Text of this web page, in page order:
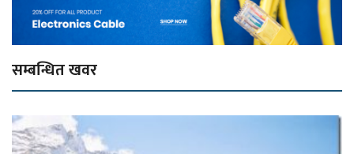
सम्बन्धित खवर